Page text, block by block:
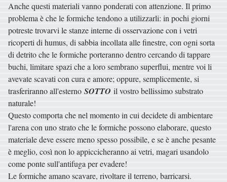
Anche questi materiali vanno ponderati con attenzione. Il primo
problema è che le formiche tendono a utilizzarli: in pochi giorni
potreste trovarvi le stanze interne di osservazione con i vetri
ricoperti di humus, di sabbia incollata alle finestre, con ogni sorta
di detrito che le formiche porteranno dentro cercando di tappare
buchi, limitare spazi che a loro sembrano superflui, mentre voi li
avevate scavati con cura e amore; oppure, semplicemente, si
trasferiranno all'esterno SOTTO il vostro bellissimo substrato
naturale!
Questo comporta che nel momento in cui decidete di ambientare
l'arena con uno strato che le formiche possono elaborare, questo
materiale deve essere meno spesso possibile, e se è anche pesante
è meglio, così non lo appiccicheranno ai vetri, magari usandolo
come ponte sull'antifuga per evadere!
Le formiche amano scavare, rivoltare il terreno, barricarsi.